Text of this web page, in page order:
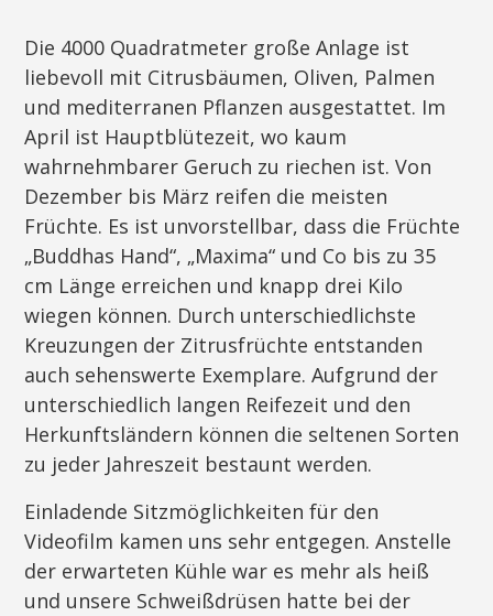
Die 4000 Quadratmeter große Anlage ist
liebevoll mit Citrusbäumen, Oliven, Palmen
und mediterranen Pflanzen ausgestattet. Im
April ist Hauptblütezeit, wo kaum
wahrnehmbarer Geruch zu riechen ist. Von
Dezember bis März reifen die meisten
Früchte. Es ist unvorstellbar, dass die Früchte
„Buddhas Hand“, „Maxima“ und Co bis zu 35
cm Länge erreichen und knapp drei Kilo
wiegen können. Durch unterschiedlichste
Kreuzungen der Zitrusfrüchte entstanden
auch sehenswerte Exemplare. Aufgrund der
unterschiedlich langen Reifezeit und den
Herkunftsländern können die seltenen Sorten
zu jeder Jahreszeit bestaunt werden.
Einladende Sitzmöglichkeiten für den
Videofilm kamen uns sehr entgegen. Anstelle
der erwarteten Kühle war es mehr als heiß
und unsere Schweißdrüsen hatte bei der